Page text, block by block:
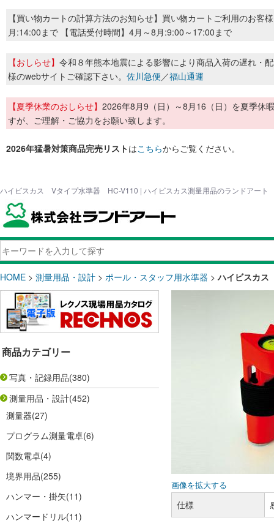
【買い物カートの計算方法のお知らせ】買い物カートご利用のお客
月:14:00まで 【電話受付時間】4月～8月:9:00～17:00まで
【おしらせ】 令和８年熊本地震による影響により商品入荷の遅れ・
様のwebサイトご確認下さい。 佐川急便／福山通運
【夏季休業のおしらせ】 2026年8月9（日）～8月16（日）を夏季休
すが、ご理解・ご協力をお願い致します。
2026年猛暑対策商品完売リストはこちらからご覧ください。
ハイビスカス Vタイプ水準器 HC-V110 | ハイビスカス測量用品のランドアート
HOME > 測量用品・設計 > ポール・スタッフ用水準器 >ハイビスカ
商品カテゴリー
写真・記録用品(380)
測量用品・設計(452)
測量器(27)
プログラム測量電卓(6)
関数電卓(4)
境界用品(255)
ハンマー・掛矢(11)
ハンマードリル(11)
画像を拡大する
仕様